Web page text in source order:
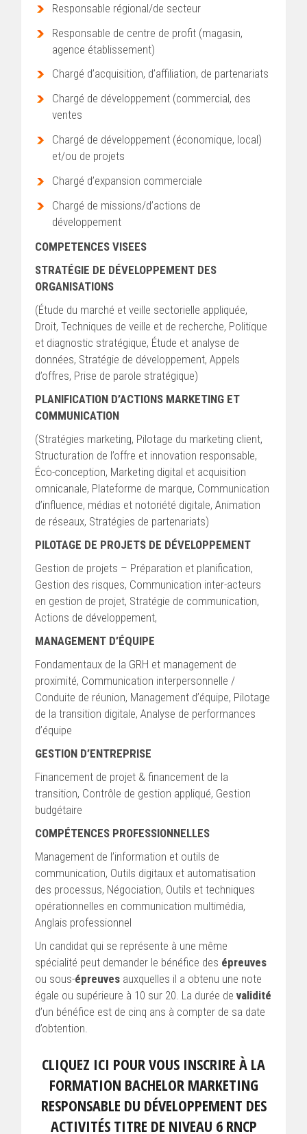
Responsable régional/de secteur
Responsable de centre de profit (magasin,
agence établissement)
Chargé d’acquisition, d’affiliation, de partenariats
Chargé de développement (commercial, des
ventes
Chargé de développement (économique, local)
et/ou de projets
Chargé d’expansion commerciale
Chargé de missions/d’actions de
développement
COMPETENCES VISEES
STRATÉGIE DE DÉVELOPPEMENT DES
ORGANISATIONS
(Étude du marché et veille sectorielle appliquée,
Droit, Techniques de veille et de recherche, Politique
et diagnostic stratégique, Étude et analyse de
données, Stratégie de développement, Appels
d’offres, Prise de parole stratégique)
PLANIFICATION D’ACTIONS MARKETING ET
COMMUNICATION
(Stratégies marketing, Pilotage du marketing client,
Structuration de l’offre et innovation responsable,
Éco-conception, Marketing digital et acquisition
omnicanale, Plateforme de marque, Communication
d’influence, médias et notoriété digitale, Animation
de réseaux, Stratégies de partenariats)
PILOTAGE DE PROJETS DE DÉVELOPPEMENT
Gestion de projets – Préparation et planification,
Gestion des risques, Communication inter-acteurs
en gestion de projet, Stratégie de communication,
Actions de développement,
MANAGEMENT D’ÉQUIPE
Fondamentaux de la GRH et management de
proximité, Communication interpersonnelle /
Conduite de réunion, Management d’équipe, Pilotage
de la transition digitale, Analyse de performances
d’équipe
GESTION D’ENTREPRISE
Financement de projet & financement de la
transition, Contrôle de gestion appliqué, Gestion
budgétaire
COMPÉTENCES PROFESSIONNELLES
Management de l’information et outils de
communication, Outils digitaux et automatisation
des processus, Négociation, Outils et techniques
opérationnelles en communication multimédia,
Anglais professionnel
Un candidat qui se représente à une même
spécialité peut demander le bénéfice des épreuves
ou sous-épreuves auxquelles il a obtenu une note
égale ou supérieure à 10 sur 20. La durée de validité
d’un bénéfice est de cinq ans à compter de sa date
d’obtention.
CLIQUEZ ICI POUR VOUS INSCRIRE À LA
FORMATION BACHELOR MARKETING
RESPONSABLE DU DÉVELOPPEMENT DES
ACTIVITÉS TITRE DE NIVEAU 6 RNCP